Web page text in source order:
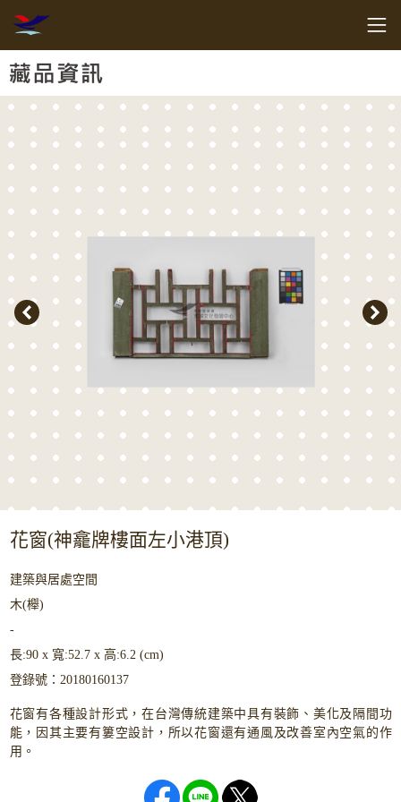
客家委員會客家文化發展中心
網頁導覽
藏品資訊
花窗(神龕牌樓面左小港頂)
建築與居處空間
木(櫸)
-
長:90 x 寬:52.7 x 高:6.2 (cm)
登錄號：20180160137
花窗有各種設計形式，在台灣傳統建築中具有裝飾、美化及隔間功
能，因其主要有簍空設計，所以花窗還有通風及改善室內空氣的作
用。